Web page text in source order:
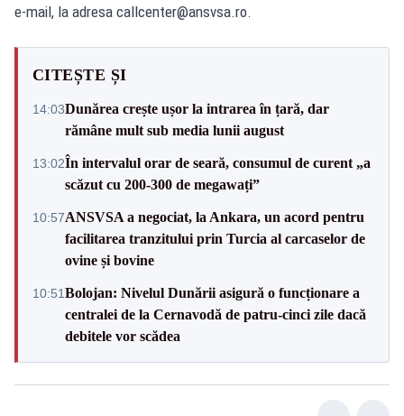
e-mail, la adresa callcenter@ansvsa.ro.
CITEȘTE ȘI
14:03Dunărea crește ușor la intrarea în țară, dar
rămâne mult sub media lunii august
13:02În intervalul orar de seară, consumul de curent „a
scăzut cu 200-300 de megawați”
10:57ANSVSA a negociat, la Ankara, un acord pentru
facilitarea tranzitului prin Turcia al carcaselor de
ovine și bovine
10:51Bolojan: Nivelul Dunării asigură o funcționare a
centralei de la Cernavodă de patru-cinci zile dacă
debitele vor scădea